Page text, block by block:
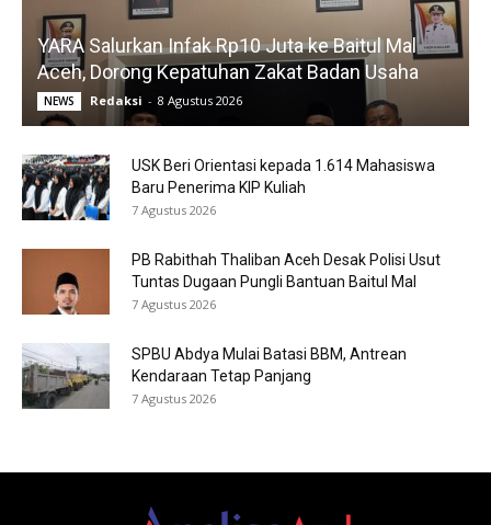
YARA Salurkan Infak Rp10 Juta ke Baitul Mal
Aceh, Dorong Kepatuhan Zakat Badan Usaha
NEWS Redaksi - 8 Agustus 2026
USK Beri Orientasi kepada 1.614 Mahasiswa
Baru Penerima KIP Kuliah
7 Agustus 2026
PB Rabithah Thaliban Aceh Desak Polisi Usut
Tuntas Dugaan Pungli Bantuan Baitul Mal
7 Agustus 2026
SPBU Abdya Mulai Batasi BBM, Antrean
Kendaraan Tetap Panjang
7 Agustus 2026